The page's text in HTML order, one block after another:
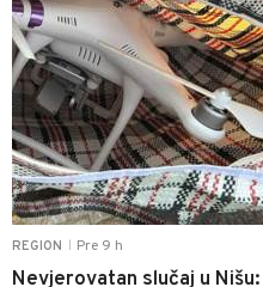
REGION Pre 9 h
Nevjerovatan slučaj u